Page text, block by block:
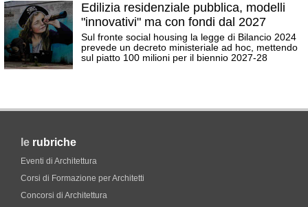
Edilizia residenziale pubblica, modelli
"innovativi" ma con fondi dal 2027
Sul fronte social housing la legge di Bilancio 2024
prevede un decreto ministeriale ad hoc, mettendo
sul piatto 100 milioni per il biennio 2027-28
le rubriche
Eventi di Architettura
Corsi di Formazione per Architetti
Concorsi di Architettura